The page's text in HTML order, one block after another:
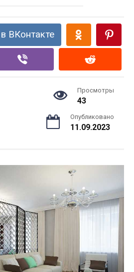
ВКонтакте
Просмотры
43
Опубликовано
11.09.2023